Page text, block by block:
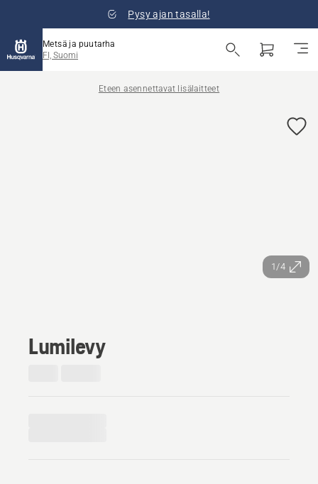
Pysy ajan tasalla!
Metsä ja puutarha
FI, Suomi
Eteen asennettavat lisälaitteet
1/4
Lumilevy